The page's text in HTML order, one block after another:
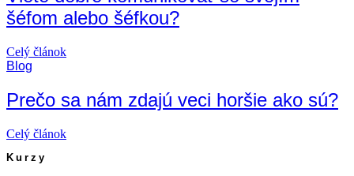
šéfom alebo šéfkou?
Celý článok
Blog
Prečo sa nám zdajú veci horšie ako sú?
Celý článok
Kurzy